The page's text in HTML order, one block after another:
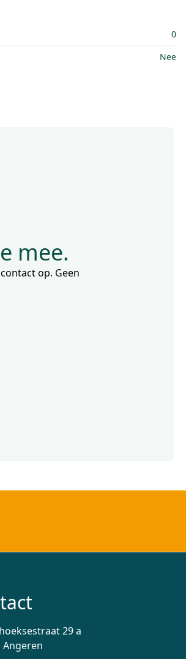
0
Nee
mee.
op. Geen
29 a
Angeren